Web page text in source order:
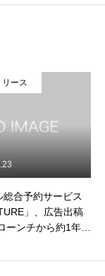
お問い合わせ
リース
総合予約サービス
」、広告出稿